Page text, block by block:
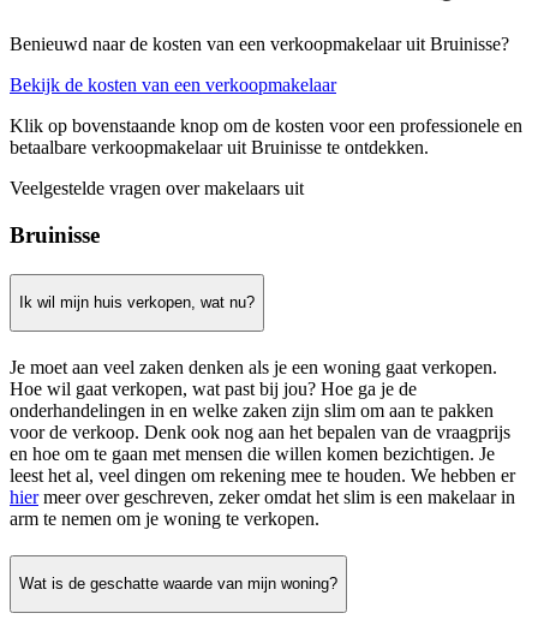
Benieuwd naar de kosten van een verkoopmakelaar uit Bruinisse?
Bekijk de kosten van een verkoopmakelaar
Klik op bovenstaande knop om de kosten voor een professionele en
betaalbare verkoopmakelaar uit Bruinisse te ontdekken.
Veelgestelde vragen over makelaars uit
Bruinisse
Ik wil mijn huis verkopen, wat nu?
Je moet aan veel zaken denken als je een woning gaat verkopen.
Hoe wil gaat verkopen, wat past bij jou? Hoe ga je de
onderhandelingen in en welke zaken zijn slim om aan te pakken
voor de verkoop. Denk ook nog aan het bepalen van de vraagprijs
en hoe om te gaan met mensen die willen komen bezichtigen. Je
leest het al, veel dingen om rekening mee te houden. We hebben er
hiermeer over geschreven, zeker omdat het slim is een makelaar in
arm te nemen om je woning te verkopen.
Wat is de geschatte waarde van mijn woning?